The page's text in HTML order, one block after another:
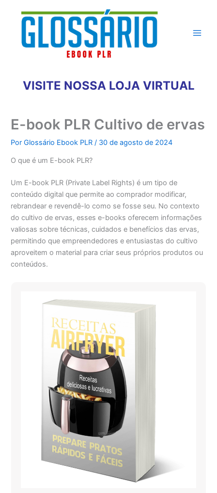
conteúdo
VISITE NOSSA LOJA VIRTUAL
E-book PLR Cultivo de ervas
PorGlossário Ebook PLR/ 30 de agosto de 2024
O que é um E-book PLR?
Um E-book PLR (Private Label Rights) é um tipo de
conteúdo digital que permite ao comprador modificar,
rebrandear e revendê-lo como se fosse seu. No contexto
do cultivo de ervas, esses e-books oferecem informações
valiosas sobre técnicas, cuidados e benefícios das ervas,
permitindo que empreendedores e entusiastas do cultivo
aproveitem o material para criar seus próprios produtos ou
conteúdos.